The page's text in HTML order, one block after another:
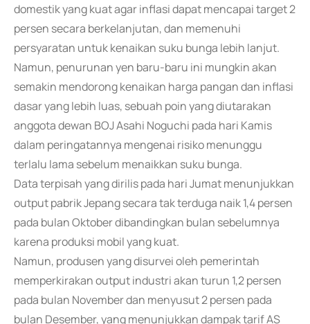
domestik yang kuat agar inflasi dapat mencapai target 2
persen secara berkelanjutan, dan memenuhi
persyaratan untuk kenaikan suku bunga lebih lanjut.
Namun, penurunan yen baru-baru ini mungkin akan
semakin mendorong kenaikan harga pangan dan inflasi
dasar yang lebih luas, sebuah poin yang diutarakan
anggota dewan BOJ Asahi Noguchi pada hari Kamis
dalam peringatannya mengenai risiko menunggu
terlalu lama sebelum menaikkan suku bunga.
Data terpisah yang dirilis pada hari Jumat menunjukkan
output pabrik Jepang secara tak terduga naik 1,4 persen
pada bulan Oktober dibandingkan bulan sebelumnya
karena produksi mobil yang kuat.
Namun, produsen yang disurvei oleh pemerintah
memperkirakan output industri akan turun 1,2 persen
pada bulan November dan menyusut 2 persen pada
bulan Desember, yang menunjukkan dampak tarif AS